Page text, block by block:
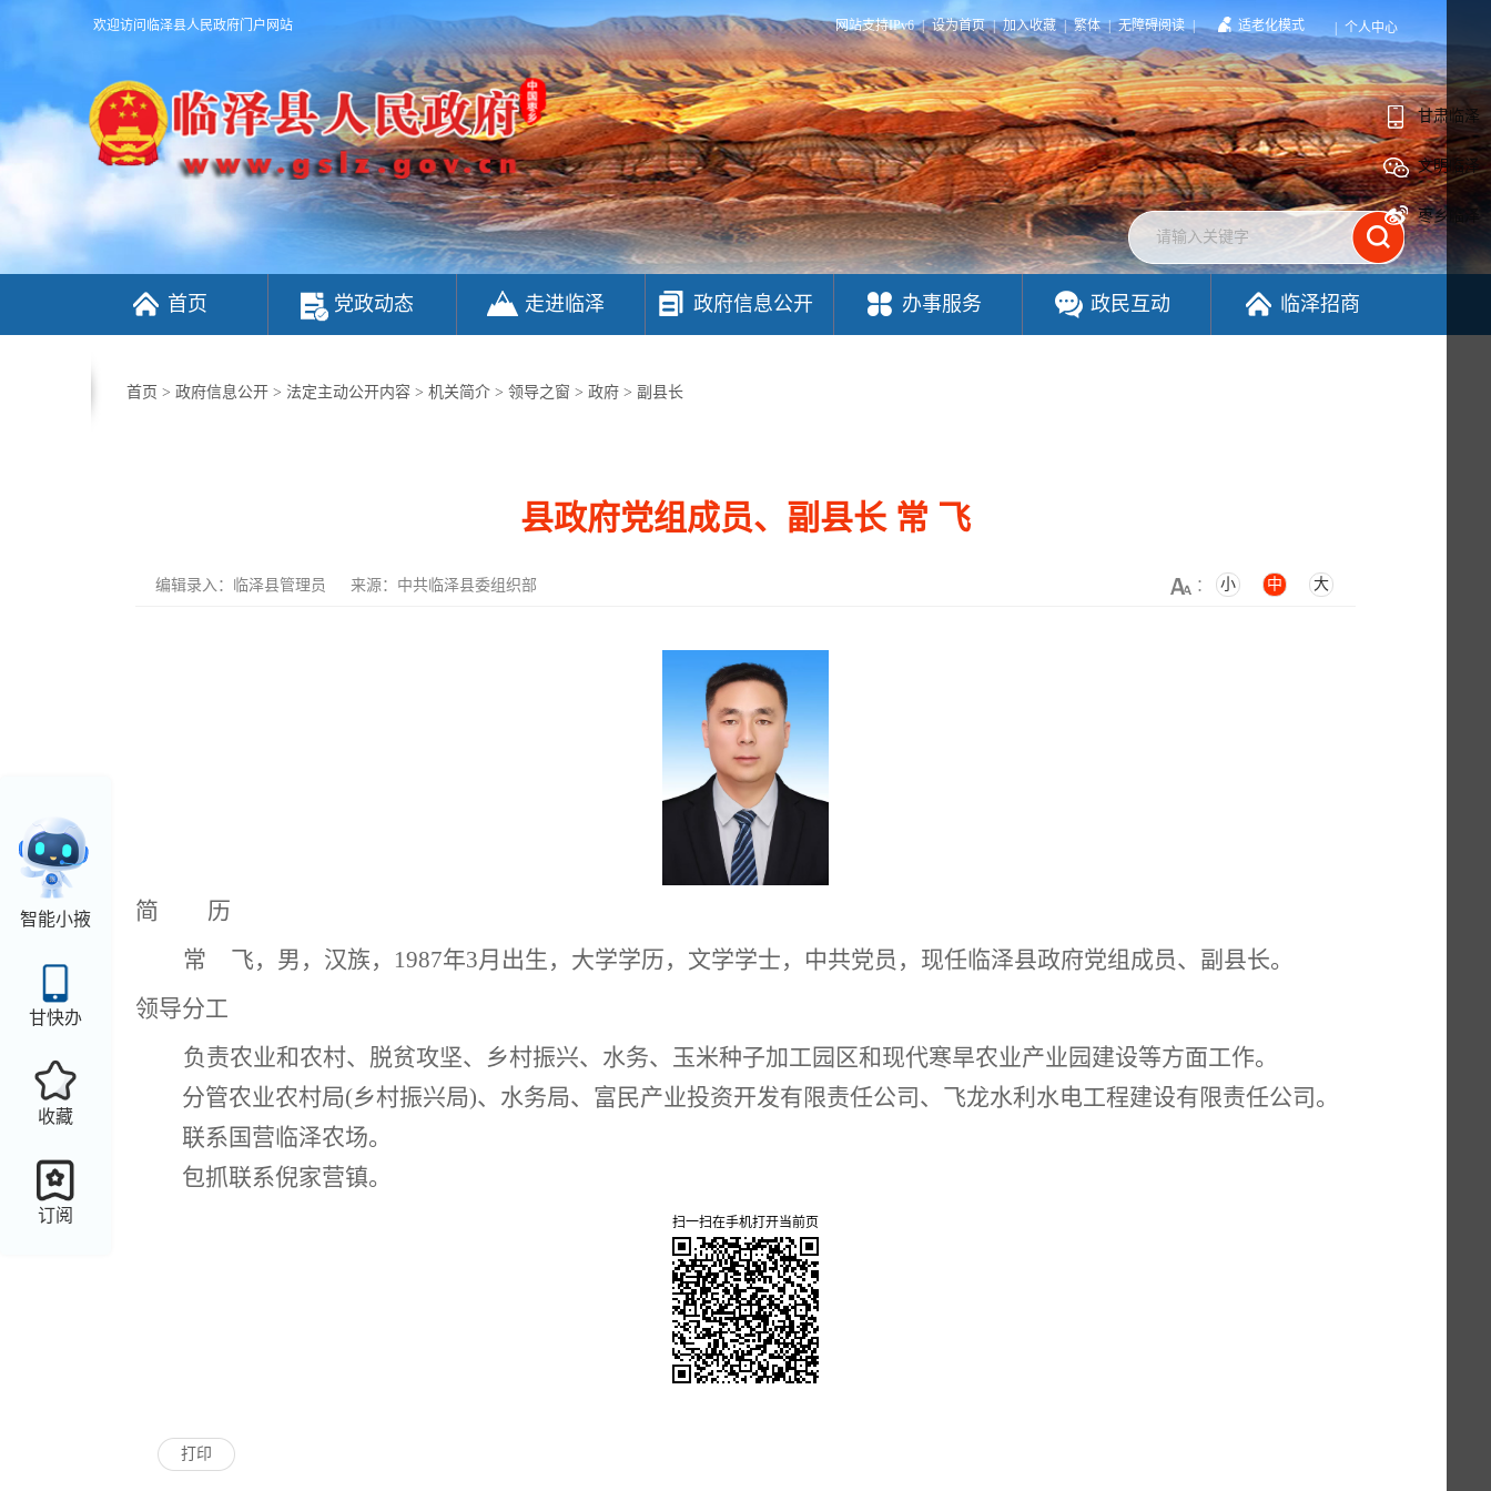
欢迎访问临泽县人民政府门户网站 网站支持IPv6 | 设为首页 | 加入收藏 | 繁体 | 无障碍阅读 | 适老化模式 个人中心
首页 党政动态 走进临泽 政府信息公开 办事服务 政民互动 临泽招商
智能小掖
甘快办
收藏
订阅
首页 > 政府信息公开 > 法定主动公开内容 > 机关简介 > 领导之窗 > 政府 > 副县长
县政府党组成员、副县长 常 飞
编辑录入： 临泽县管理员 来源：中共临泽县委组织部 ： 小 中 大
简 历
常 飞，男，汉族，1987年3月出生，大学学历，文学学士，中共党员，现任临泽县政府党组成员、副县长。
领导分工
负责农业和农村、脱贫攻坚、乡村振兴、水务、玉米种子加工园区和现代寒旱农业产业园建设等方面工作。
分管农业农村局(乡村振兴局)、水务局、富民产业投资开发有限责任公司、飞龙水利水电工程建设有限责任公司。
联系国营临泽农场。
包抓联系倪家营镇。
扫一扫在手机打开当前页
打印
甘肃临泽
文明临泽
枣乡临泽